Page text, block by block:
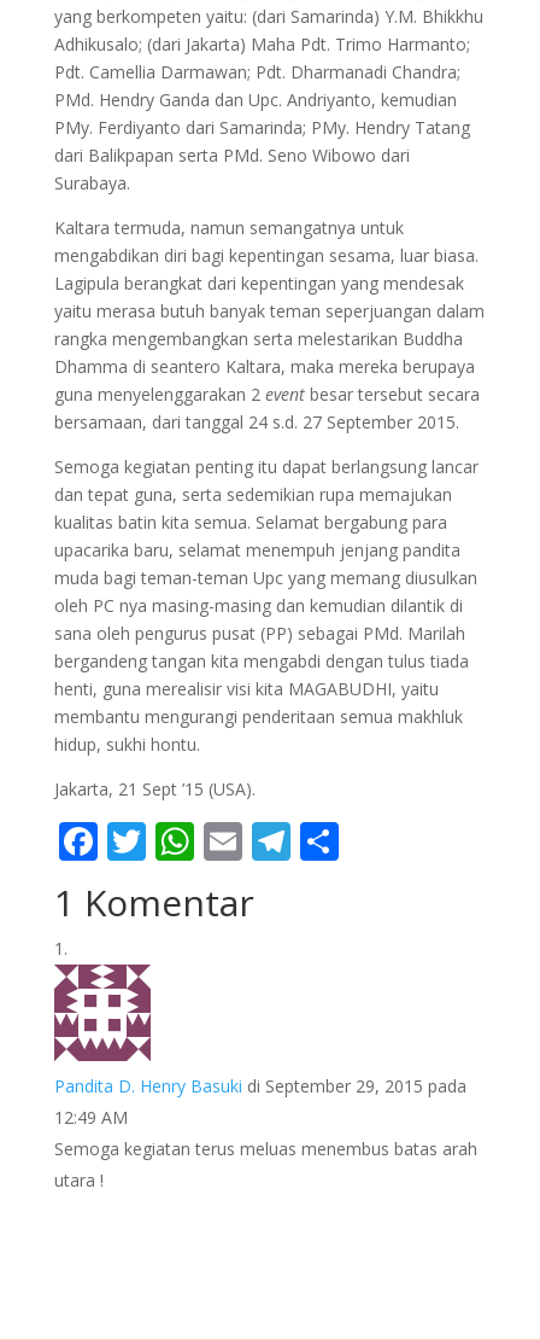
yang berkompeten yaitu: (dari Samarinda) Y.M. Bhikkhu
Adhikusalo; (dari Jakarta) Maha Pdt. Trimo Harmanto;
Pdt. Camellia Darmawan; Pdt. Dharmanadi Chandra;
PMd. Hendry Ganda dan Upc. Andriyanto, kemudian
PMy. Ferdiyanto dari Samarinda; PMy. Hendry Tatang
dari Balikpapan serta PMd. Seno Wibowo dari
Surabaya.
Kaltara termuda, namun semangatnya untuk
mengabdikan diri bagi kepentingan sesama, luar biasa.
Lagipula berangkat dari kepentingan yang mendesak
yaitu merasa butuh banyak teman seperjuangan dalam
rangka mengembangkan serta melestarikan Buddha
Dhamma di seantero Kaltara, maka mereka berupaya
guna menyelenggarakan 2 eventbesar tersebut secara
bersamaan, dari tanggal 24 s.d. 27 September 2015.
Semoga kegiatan penting itu dapat berlangsung lancar
dan tepat guna, serta sedemikian rupa memajukan
kualitas batin kita semua. Selamat bergabung para
upacarika baru, selamat menempuh jenjang pandita
muda bagi teman-teman Upc yang memang diusulkan
oleh PC nya masing-masing dan kemudian dilantik di
sana oleh pengurus pusat (PP) sebagai PMd. Marilah
bergandeng tangan kita mengabdi dengan tulus tiada
henti, guna merealisir visi kita MAGABUDHI, yaitu
membantu mengurangi penderitaan semua makhluk
hidup, sukhi hontu.
Jakarta, 21 Sept ’15 (USA).
F
ac
e
b
o
o
k
T
itt
er
W
h
at
p
E
ai
T S
1 Komentar
Pandita D. Henry Basuki di September 29, 2015 pada
12:49 AM
Semoga kegiatan terus meluas menembus batas arah
utara !